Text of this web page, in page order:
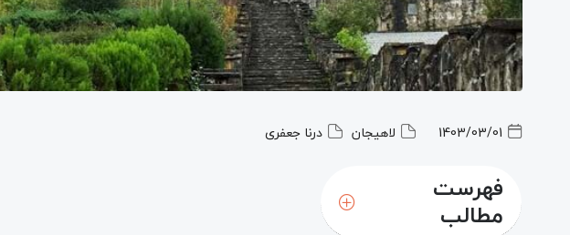
1403/03/01 لاهیجان درنا جعفری
فهرست
مطالب